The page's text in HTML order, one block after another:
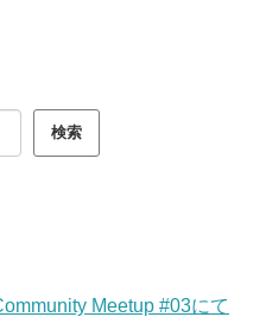
検索
Meetup #03にて